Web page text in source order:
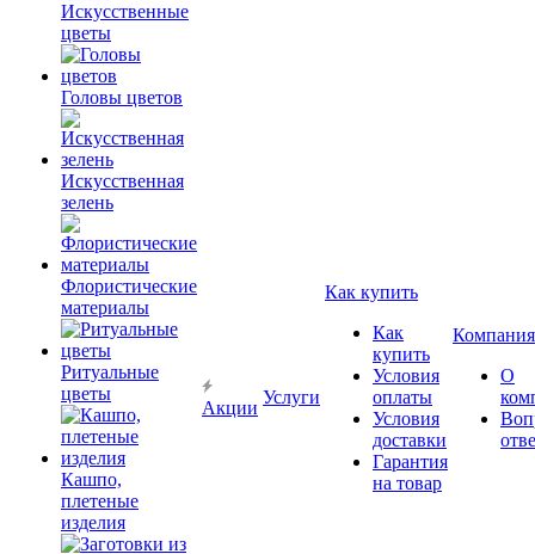
Искусственные
цветы
Головы цветов
Искусственная
зелень
Флористические
материалы
Ритуальные
цветы
Кашпо,
плетеные
изделия
Акции
Услуги
Как купить
Как
купить
Условия
оплаты
Условия
доставки
Гарантия
на товар
Компания
О